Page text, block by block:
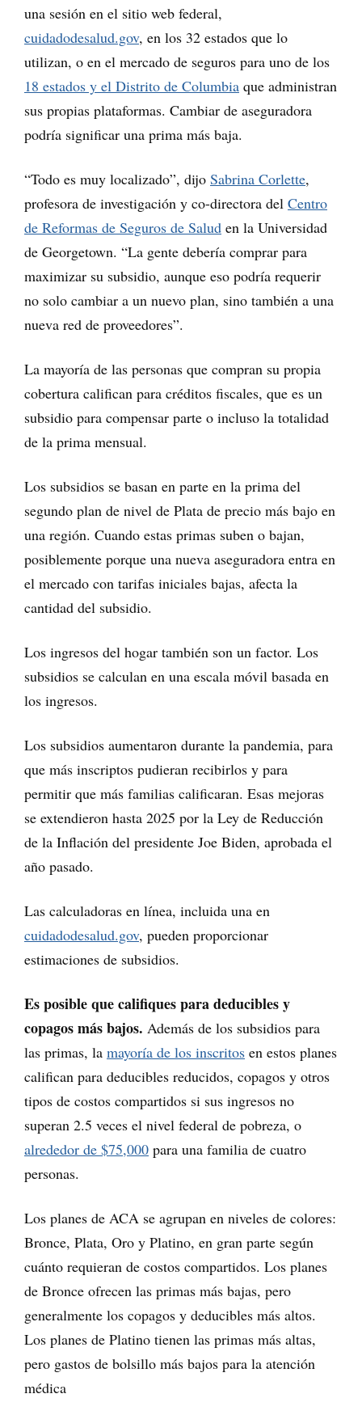
una sesión en el sitio web federal,
cuidadodesalud.gov, en los 32 estados que lo
utilizan, o en el mercado de seguros para uno de los
18 estados y el Distrito de Columbia que administran
sus propias plataformas. Cambiar de aseguradora
podría significar una prima más baja.
“Todo es muy localizado”, dijo Sabrina Corlette,
profesora de investigación y co-directora del Centro
de Reformas de Seguros de Salud en la Universidad
de Georgetown. “La gente debería comprar para
maximizar su subsidio, aunque eso podría requerir
no solo cambiar a un nuevo plan, sino también a una
nueva red de proveedores”.
La mayoría de las personas que compran su propia
cobertura califican para créditos fiscales, que es un
subsidio para compensar parte o incluso la totalidad
de la prima mensual.
Los subsidios se basan en parte en la prima del
segundo plan de nivel de Plata de precio más bajo en
una región. Cuando estas primas suben o bajan,
posiblemente porque una nueva aseguradora entra en
el mercado con tarifas iniciales bajas, afecta la
cantidad del subsidio.
Los ingresos del hogar también son un factor. Los
subsidios se calculan en una escala móvil basada en
los ingresos.
Los subsidios aumentaron durante la pandemia, para
que más inscriptos pudieran recibirlos y para
permitir que más familias calificaran. Esas mejoras
se extendieron hasta 2025 por la Ley de Reducción
de la Inflación del presidente Joe Biden, aprobada el
año pasado.
Las calculadoras en línea, incluida una en
cuidadodesalud.gov, pueden proporcionar
estimaciones de subsidios.
Es posible que califiques para deducibles y
copagos más bajos. Además de los subsidios para
las primas, la mayoría de los inscritos en estos planes
califican para deducibles reducidos, copagos y otros
tipos de costos compartidos si sus ingresos no
superan 2.5 veces el nivel federal de pobreza, o
alrededor de $75,000 para una familia de cuatro
personas.
Los planes de ACA se agrupan en niveles de colores:
Bronce, Plata, Oro y Platino, en gran parte según
cuánto requieran de costos compartidos. Los planes
de Bronce ofrecen las primas más bajas, pero
generalmente los copagos y deducibles más altos.
Los planes de Platino tienen las primas más altas,
pero gastos de bolsillo más bajos para la atención
médica